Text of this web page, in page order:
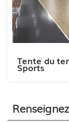
Tente du
Sports